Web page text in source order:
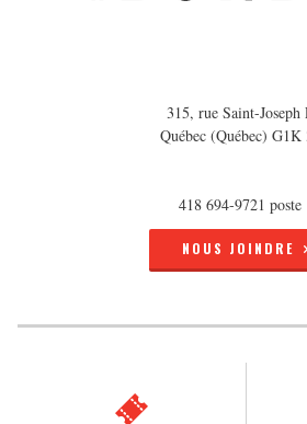
315, rue Saint-Joseph
Québec (Québec) G1K
418 694-9721 poste
NOUS JOINDRE